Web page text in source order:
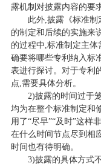
露机制对披露内容的要
此外,披露《标准
的制定和后续的实施来
的过程中,标准制定主
确要将哪些专利纳入标
表进行探讨。对于专利
点,需要具体分析。
2)披露的时间过于
均为在整个标准制定和
用了“尽早”“及时”这样
在什么时间节点尽到相
时间也有待明确。
3)披露的具体方式